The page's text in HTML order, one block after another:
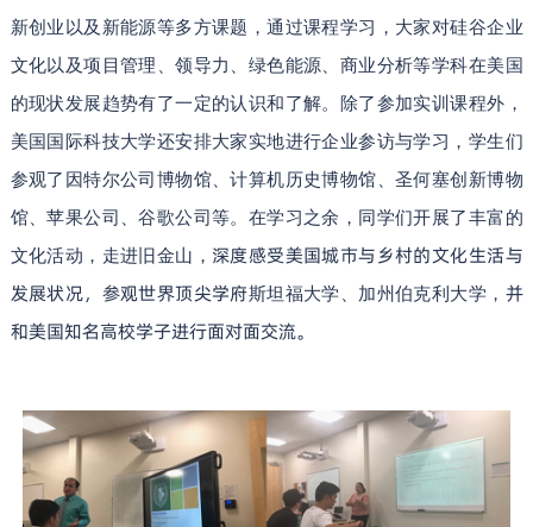
新创业以及新能源等多方课题，通过课程学习，大家对硅谷企业
文化以及项目管理、领导力、绿色能源、商业分析等学科在美国
的现状发展趋势有了一定的认识和了解。 除了参加实训课程外，
美国国际科技大学还安排大家实地进行企业参访与学习，学生们
参观了因特尔公司博物馆、计算机历史博物馆、圣何塞创新博物
馆、苹果公司、谷歌公司等。在学习之余，同学们开展了丰富的
文化活动，走进旧金山， 深度感受美国城市与乡村的文化生活与
发展状况，参观世界顶尖学府斯坦福大学、加州伯克利大学， 并
和美国知名高校学子进行面对面交流。